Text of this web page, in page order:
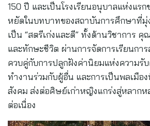
150 ปี และเป็นโรงเรียนอนุบาลแห่งแร
หยัดในบทบาทของสถาบันการศึกษาที่
เป็น “สตรีเก่งและดี” ทั้งด้านวิชาการ คุ
และทักษะชีวิต ผ่านการจัดการเรียนกา
ควบคู่กับการปลูกฝังค่านิยมแห่งความรั
ทำงานร่วมกับผู้อื่น และการเป็นพลเมือ
สังคม ส่งต่อศิษย์เก่าหญิงแกร่งสู่หลากห
ต่อเนื่อง